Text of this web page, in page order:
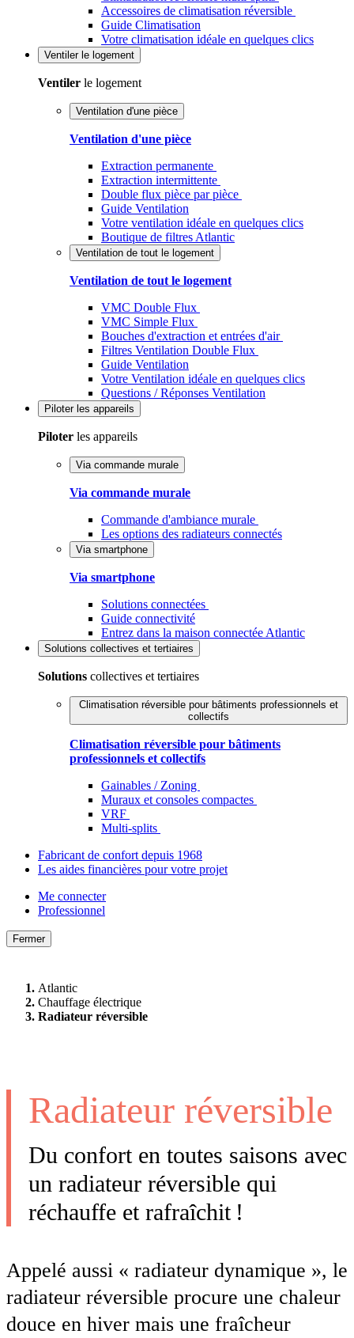
Accessoires de climatisation réversible
Guide Climatisation
Votre climatisation idéale en quelques clics
Ventiler le logement
Ventiler le logement
Ventilation d'une pièce
Ventilation d'une pièce
Extraction permanente
Extraction intermittente
Double flux pièce par pièce
Guide Ventilation
Votre ventilation idéale en quelques clics
Boutique de filtres Atlantic
Ventilation de tout le logement
Ventilation de tout le logement
VMC Double Flux
VMC Simple Flux
Bouches d'extraction et entrées d'air
Filtres Ventilation Double Flux
Guide Ventilation
Votre Ventilation idéale en quelques clics
Questions / Réponses Ventilation
Piloter les appareils
Piloter les appareils
Via commande murale
Via commande murale
Commande d'ambiance murale
Les options des radiateurs connectés
Via smartphone
Via smartphone
Solutions connectées
Guide connectivité
Entrez dans la maison connectée Atlantic
Solutions collectives et tertiaires
Solutions collectives et tertiaires
Climatisation réversible pour bâtiments professionnels et
collectifs
Climatisation réversible pour bâtiments
professionnels et collectifs
Gainables / Zoning
Muraux et consoles compactes
VRF
Multi-splits
Fabricant de confort depuis 1968
Les aides financières pour votre projet
Me connecter
Professionnel
Fermer
Atlantic
Chauffage électrique
Radiateur réversible
Radiateur réversible
Du confort en toutes saisons avec
un radiateur réversible qui
réchauffe et rafraîchit !
Appelé aussi « radiateur dynamique », le
radiateur réversible procure une chaleur
douce en hiver mais une fraîcheur